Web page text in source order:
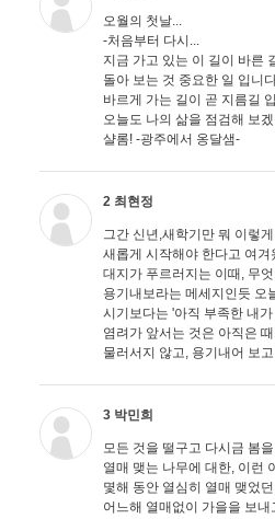
오월의 첫날...
-처음부터 다시...
지금 가고 있는 이 길이 바른
돌아 보는 것 중요한 일 입니
바르게 가는 길이 곧 지름길
오늘도 나의 삶을 점검해 보겠
샬롬! -광주에서 옹달샘-
2 최현정
그간 신년,새학기만 뭐 이렇
새롭게 시작해야 한다고 여겨
대지가 푸르러지는 이때, 무
용기내보라는 메세지인듯 오
시기보다는 '아직 부족한 내
염려가 앞서는 것은 아직은
물러서지 않고, 용기내어 보고
3 박민희
모든 것을 떨구고 다시금 봄
열매 맺는 나무에 대한, 이런
몇해 동안 열심히 열매 맺었
어느해 열매없이 가을을 보내